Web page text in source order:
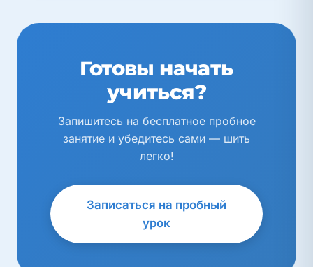
Готовы начать
учиться?
Запишитесь на бесплатное пробное
занятие и убедитесь сами — шить
легко!
Записаться на пробный
урок